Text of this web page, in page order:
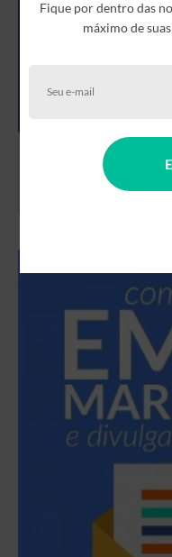
Fique por dentro das
máximo de